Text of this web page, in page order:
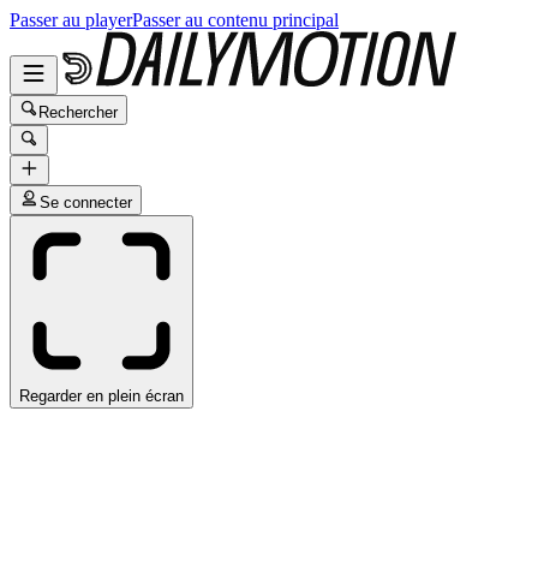
Passer au playerPasser au contenu principal
Rechercher
Se connecter
Regarder en plein écran